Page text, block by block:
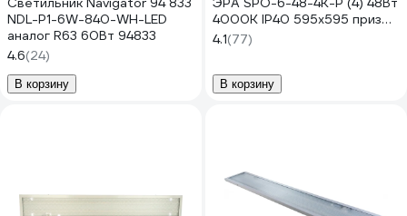
NDL-P1-6W-840-WH-LED
аналог R63 60Вт 94833
4.6(24)
В корзину
4000К IP40 595х595 призма
с проводом Б0026954
4.1(77)
В корзину